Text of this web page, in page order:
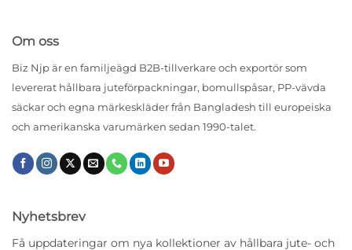
Om oss
Biz Njp är en familjeägd B2B-tillverkare och exportör som
levererat hållbara juteförpackningar, bomullspåsar, PP-vävda
säckar och egna märkeskläder från Bangladesh till europeiska
och amerikanska varumärken sedan 1990-talet.
Nyhetsbrev
Få uppdateringar om nya kollektioner av hållbara jute- och